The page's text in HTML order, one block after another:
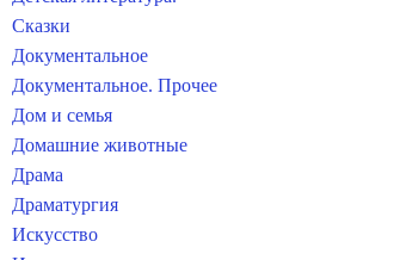
Сказки
Документальное
Документальное. Прочее
Дом и семья
Домашние животные
Драма
Драматургия
Искусство